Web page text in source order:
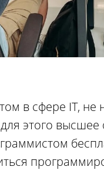
в сфере IT,
этого высшее